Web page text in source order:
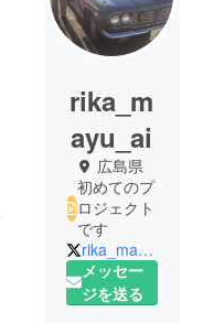
rika_m
ayu_ai
広島県
初めてのプ
ロジェクト
です
rika_mayu_ai
メッセー
ジを送る